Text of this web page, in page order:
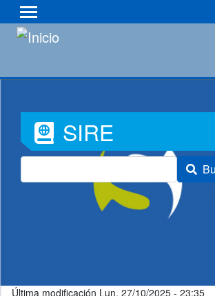
al
Font
Awesome
SIRE
Última modificación Lun, 27/10/2025 - 23:35